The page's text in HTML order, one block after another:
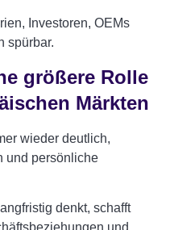
Investoren, OEMs
spürbar.
größere Rolle
Märkten
wieder deutlich,
und persönliche
denkt, schafft
und